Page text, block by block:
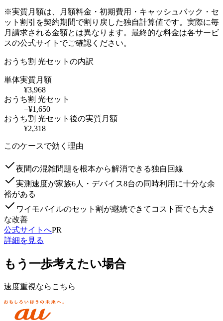
※実質月額は、月額料金・初期費用・キャッシュバック・セ
ット割引を契約期間で割り戻した独自計算値です。実際に毎
月請求される金額とは異なります。最終的な料金は各サービ
スの公式サイトでご確認ください。
おうち割 光セット の内訳
単体実質月額
¥3,968
おうち割 光セット
−¥1,650
おうち割 光セット 後の実質月額
¥2,318
このケースで効く理由
夜間の混雑問題を根本から解消できる独自回線
実測速度が家族6人・デバイス8台の同時利用に十分な余
裕がある
ワイモバイルのセット割が継続できてコスト面でも大き
な改善
公式サイトへPR
詳細を見る
もう一歩考えたい場合
速度重視ならこちら